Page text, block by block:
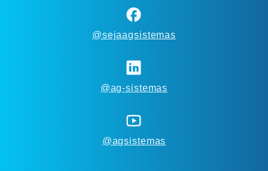
@sejaagsistemas
@ag-sistemas
@agsistemas